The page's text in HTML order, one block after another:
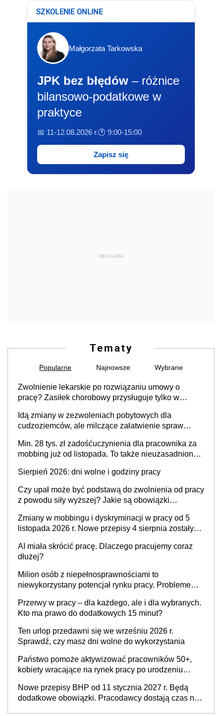
SZKOLENIE ONLINE
Małgorzata Tarkowska
JPK bez błędów – różnice
bilansowo-podatkowe w
praktyce
📅 11-12.08.2026 r.🕐 9:00-15:00
Zapisz się
REKLAMA
Tematy
Popularne Najnowsze Wybrane
Zwolnienie lekarskie po rozwiązaniu umowy o
pracę? Zasiłek chorobowy przysługuje tylko w
stosunku pracy
Idą zmiany w zezwoleniach pobytowych dla
cudzoziemców, ale milczące załatwienie spraw
Min. 28 tys. zł zadośćuczynienia dla pracownika za
mobbing już od listopada. To także nieuzasadniona
Sierpień 2026: dni wolne i godziny pracy
Czy upał może być podstawą do zwolnienia od pracy
z powodu siły wyższej? Jakie są obowiązki
Zmiany w mobbingu i dyskryminacji w pracy od 5
listopada 2026 r. Nowe przepisy 4 sierpnia zostały
AI miała skrócić pracę. Dlaczego pracujemy coraz
dłużej?
Milion osób z niepełnosprawnościami to
niewykorzystany potencjał rynku pracy. Problemem
refundacji, ale bariery po stronie systemu i
świadomości pracodawców [WYWIAD]
Przerwy w pracy – dla każdego, ale i dla wybranych.
Kto ma prawo do dodatkowych 15 minut?
Ten urlop przedawni się we wrześniu 2026 r.
Sprawdź, czy masz dni wolne do wykorzystania
Państwo pomoże aktywizować pracowników 50+,
kobiety wracające na rynek pracy po urodzeniu
neuroatypowe. Powstanie Fundusz na rzecz
Inkluzywności w Zatrudnianiu?
Nowe przepisy BHP od 11 stycznia 2027 r. Będą
dodatkowe obowiązki. Pracodawcy dostają czas na